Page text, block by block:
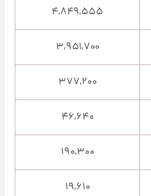
۴,۸۴۹,۵۵۵
۳,۹۵۱,۷۰۰
۳۷۷,۲۰۰
۴۶,۶۴۰
۱۹۰,۳۰۰
۱۹,۶۱۰